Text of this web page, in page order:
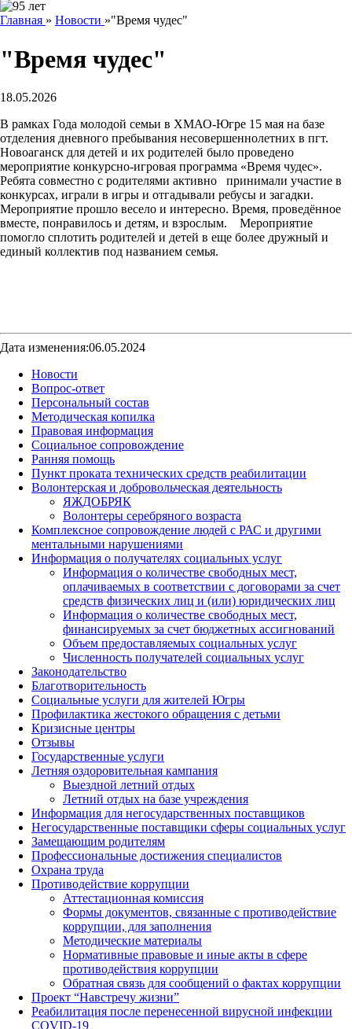
Главная » Новости »"Время чудес"
"Время чудес"
18.05.2026
В рамках Года молодой семьи в ХМАО-Югре 15 мая на базе
отделения дневного пребывания несовершеннолетних в пгт.
Новоаганск для детей и их родителей было проведено
мероприятие конкурсно-игровая программа «Время чудес».
Ребята совместно с родителями активно принимали участие в
конкурсах, играли в игры и отгадывали ребусы и загадки.
Мероприятие прошло весело и интересно. Время, проведённое
вместе, понравилось и детям, и взрослым. Мероприятие
помогло сплотить родителей и детей в еще более дружный и
единый коллектив под названием семья.
Дата изменения:06.05.2024
Новости
Вопрос-ответ
Персональный состав
Методическая копилка
Правовая информация
Социальное сопровождение
Ранняя помощь
Пункт проката технических средств реабилитации
Волонтерская и добровольческая деятельность
ЯЖДОБРЯК
Волонтеры серебряного возраста
Комплексное сопровождение людей с РАС и другими
ментальными нарушениями
Информация о получателях социальных услуг
Информация о количестве свободных мест,
оплачиваемых в соответствии с договорами за счет
средств физических лиц и (или) юридических лиц
Информация о количестве свободных мест,
финансируемых за счет бюджетных ассигнований
Объем предоставляемых социальных услуг
Численность получателей социальных услуг
Законодательство
Благотворительность
Социальные услуги для жителей Югры
Профилактика жестокого обращения с детьми
Кризисные центры
Отзывы
Государственные услуги
Летняя оздоровительная кампания
Выездной летний отдых
Летний отдых на базе учреждения
Информация для негосударственных поставщиков
Негосударственные поставщики сферы социальных услуг
Замещающим родителям
Профессиональные достижения специалистов
Охрана труда
Противодействие коррупции
Аттестационная комиссия
Формы документов, связанные с противодействие
коррупции, для заполнения
Методические материалы
Нормативные правовые и иные акты в сфере
противодействия коррупции
Обратная связь для сообщений о фактах коррупции
Проект “Навстречу жизни”
Реабилитация после перенесенной вирусной инфекции
COVID-19